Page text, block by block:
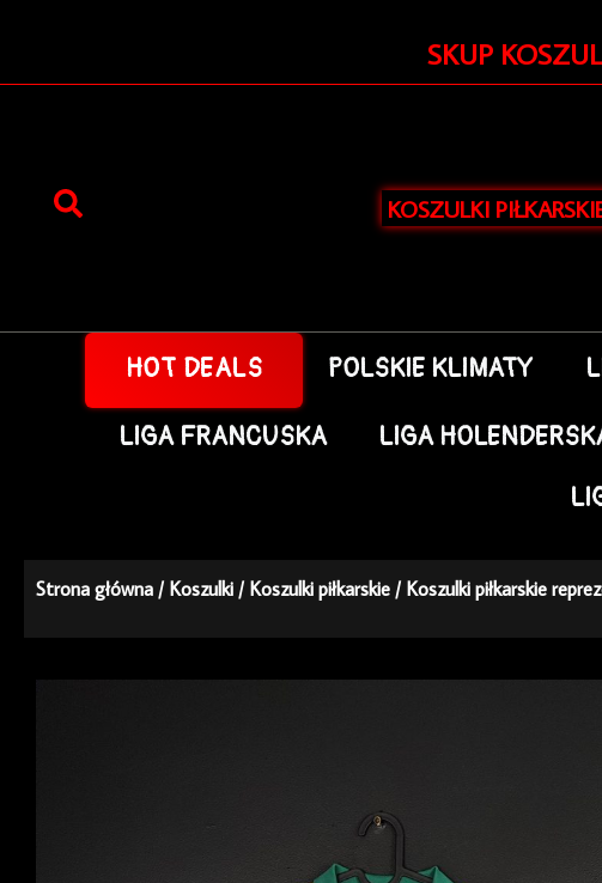
treści
SKUP
KOSZULKI
HOT DEALS POLSKIE KLIMATY
LIGA FRANCUSKA LIGA
Strona główna /Koszulki /Koszulki piłkarskie /Koszulki piłkarskie